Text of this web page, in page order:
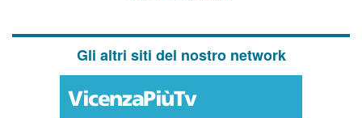
Gli altri siti del nostro network